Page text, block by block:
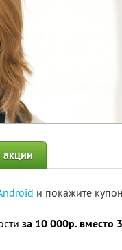
и покажите
за 10 000р. вместо